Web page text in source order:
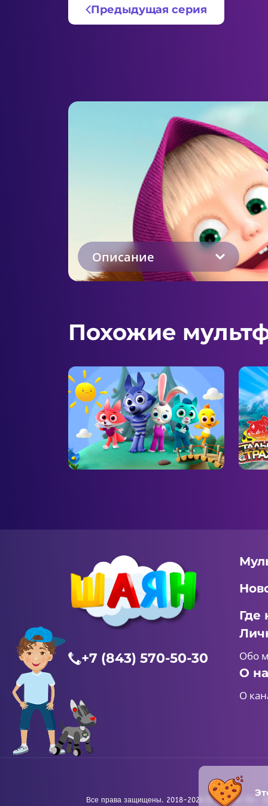
Предыдущая серия
Описание
Похожие
+7 (843) 570-50-30
Где
Обо
О
О
Все права защищены. 2018-2026 © «ШАЯН ТВ».